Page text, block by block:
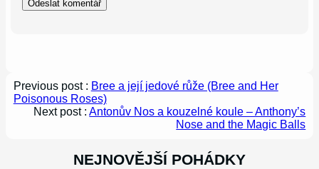
Previous post : Bree a její jedové růže (Bree and Her
Poisonous Roses)
Next post :Antonův Nos a kouzelné koule – Anthony’s
Nose and the Magic Balls
NEJNOVĚJŠÍ POHÁDKY